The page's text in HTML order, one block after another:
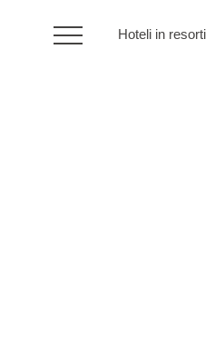
Hoteli in resorti